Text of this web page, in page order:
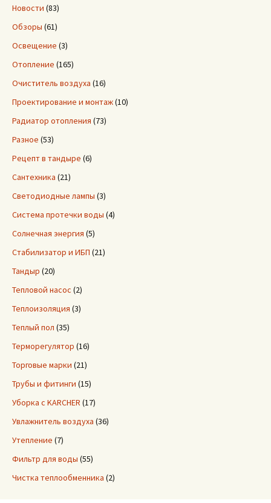
Новости (83)
Обзоры (61)
Освещение (3)
Отопление (165)
Очиститель воздуха (16)
Проектирование и монтаж(10)
Радиатор отопления (73)
Разное (53)
Рецепт в тандыре (6)
Сантехника (21)
Светодиодные лампы (3)
Система протечки воды (4)
Солнечная энергия (5)
Стабилизатор и ИБП (21)
Тандыр (20)
Тепловой насос (2)
Теплоизоляция (3)
Теплый пол (35)
Терморегулятор (16)
Торговые марки (21)
Трубы и фитинги (15)
Уборка с KARCHER (17)
Увлажнитель воздуха (36)
Утепление (7)
Фильтр для воды (55)
Чистка теплообменника (2)